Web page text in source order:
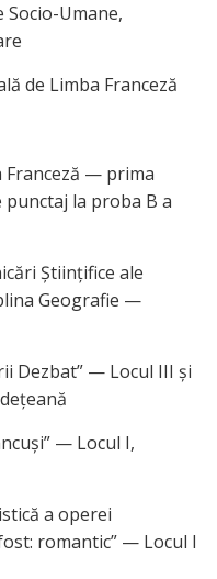
Socio-Umane,
de Limba Franceză
Franceză — prima
punctaj la proba B a
Științifice ale
Geografie —
Dezbat” — Locul III şi
— Locul I,
a operei
romantic” — Locul I